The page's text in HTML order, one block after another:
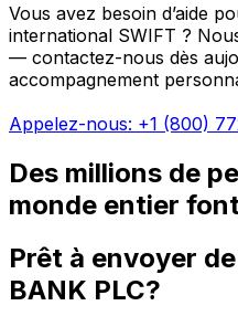
Vous avez besoin d’aide
international SWIFT ?
— contactez-nous dès
accompagnement
Appelez-nous: +1 (800)
Des millions de
monde entier
Prêt à envoyer
BANK PLC?